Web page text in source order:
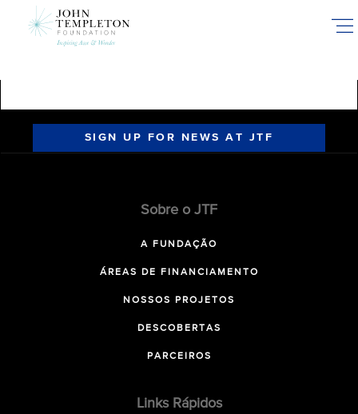
SIGN UP FOR NEWS AT JTF
Sobre o JTF
A FUNDAÇÃO
ÁREAS DE FINANCIAMENTO
NOSSOS PROJETOS
DESCOBERTAS
PARCEIROS
Links Rápidos